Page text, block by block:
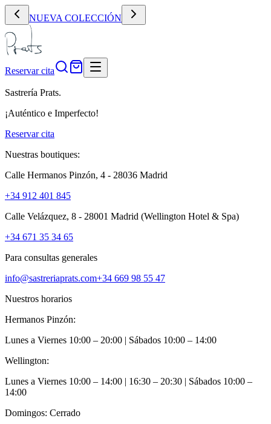
NUEVA COLECCIÓN
Reservar cita
Sastrería Prats.
¡Auténtico e Imperfecto!
Reservar cita
Nuestras boutiques:
Calle Hermanos Pinzón, 4 - 28036 Madrid
+34 912 401 845
Calle Velázquez, 8 - 28001 Madrid (Wellington Hotel & Spa)
+34 671 35 34 65
Para consultas generales
info@sastreriaprats.com+34 669 98 55 47
Nuestros horarios
Hermanos Pinzón:
Lunes a Viernes 10:00 – 20:00 | Sábados 10:00 – 14:00
Wellington:
Lunes a Viernes 10:00 – 14:00 | 16:30 – 20:30 | Sábados 10:00 –
14:00
Domingos: Cerrado